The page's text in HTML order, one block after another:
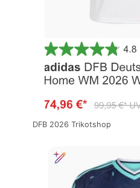
DFB 2026 Trikotshop